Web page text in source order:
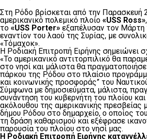
Στη Ρόδο βρίσκεται από την Παρασκευή
αμερικανικό πολεμικό πλοίο «USS Ross»
το «USS Porter» εξαπέλυσαν τον Μάρτη
εναντίον του λαού της Συρίας, με
«Τόμαχοκ».
H Ροδιακή Επιτροπή Ειρήνης σημειώνει
«Το αμερικανικό αντιτορπιλικό θα
στο νησί και μάλιστα θα
πάρκου της Ρόδου στο πλαίσιο
και κοινωνικής προσφοράς” του
Σύμφωνα με δημοσιεύματα, μάλιστα,
συνάντηση του κυβερνήτη του πλοίου και
ακόλουθου της αμερικανικής πρεσβείας
δήμου Ρόδου στο δημαρχείο, ο οποίος
τη δράση καθαρισμού και εξέφρασε
παρουσία του πλοίου στο νησί μας.
Η Ροδιακή Επιτροπή Ειρήνης